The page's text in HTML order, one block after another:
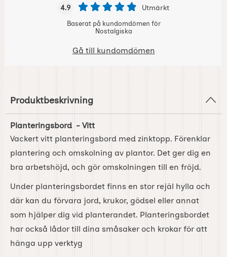
4.9 Utmärkt
Baserat på kundomdömen för
Nostalgiska
Gå till kundomdömen
Produktbeskrivning
Planteringsbord - Vitt
Vackert vitt planteringsbord med zinktopp. Förenklar
plantering och omskolning av plantor. Det ger dig en
bra arbetshöjd, och gör omskolningen till en fröjd.
Under planteringsbordet finns en stor rejäl hylla och
där kan du förvara jord, krukor, gödsel eller annat
som hjälper dig vid planterandet. Planteringsbordet
har också lådor till dina småsaker och krokar för att
hänga upp verktyg